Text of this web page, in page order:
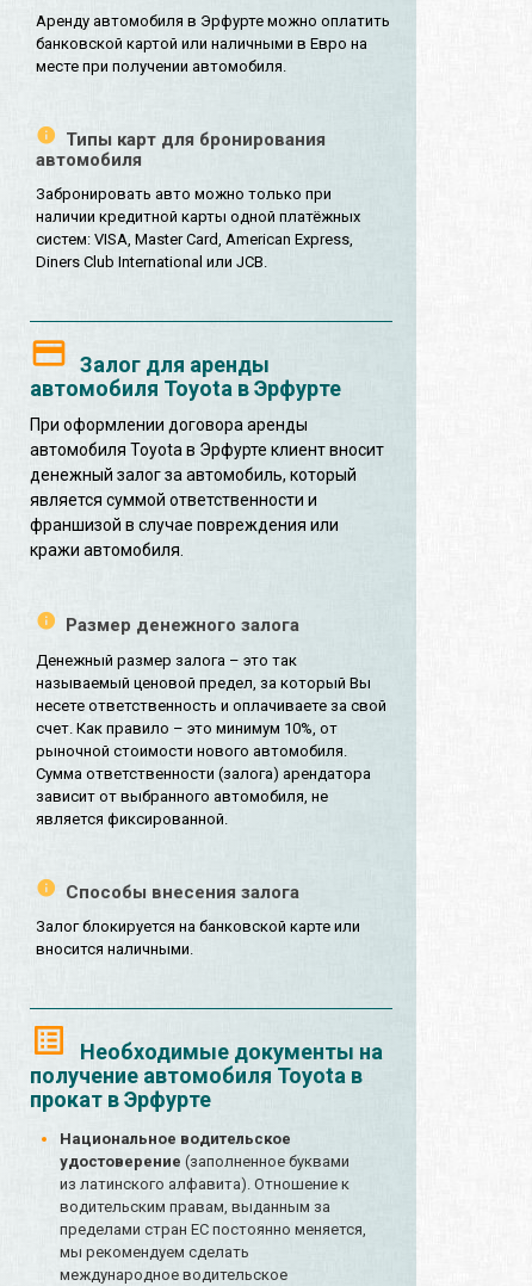
Аренду автомобиля в Эрфурте можно оплатить
банковской картой или наличными в Евро на
месте при получении автомобиля.
Типы карт для бронирования
автомобиля
Забронировать авто можно только при
наличии кредитной карты одной платёжных
систем: VISA, Master Card, American Express,
Diners Club International или JCB.
Залог для аренды
автомобиля Toyota в Эрфурте
При оформлении договора аренды
автомобиля Toyota в Эрфурте клиент вносит
денежный залог за автомобиль, который
является суммой ответственности и
франшизой в случае повреждения или
кражи автомобиля.
Размер денежного залога
Денежный размер залога – это так
называемый ценовой предел, за который Вы
несете ответственность и оплачиваете за свой
счет. Как правило – это минимум 10%, от
рыночной стоимости нового автомобиля.
Сумма ответственности (залога) арендатора
зависит от выбранного автомобиля, не
является фиксированной.
Способы внесения залога
Залог блокируется на банковской карте или
вносится наличными.
Необходимые документы на
получение автомобиля Toyota в
прокат в Эрфурте
Национальное водительское
удостоверение (заполненное буквами
из латинского алфавита). Отношение к
водительским правам, выданным за
пределами стран ЕС постоянно меняется,
мы рекомендуем сделать
международное водительское